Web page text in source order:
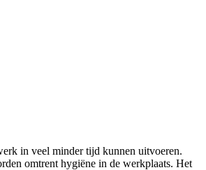
in veel minder tijd kunnen uitvoeren.
omtrent hygiëne in de werkplaats. Het